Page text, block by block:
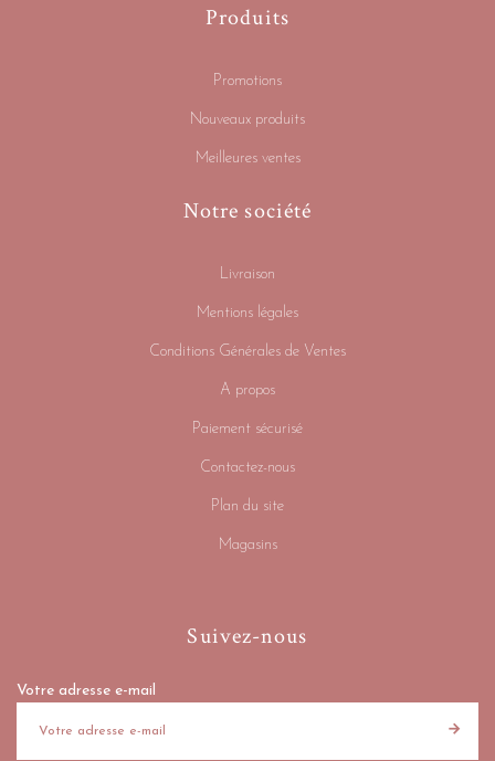
Produits
Promotions
Nouveaux produits
Meilleures ventes
Notre société
Livraison
Mentions légales
Conditions Générales de Ventes
A propos
Paiement sécurisé
Contactez-nous
Plan du site
Magasins
Suivez-nous
Votre adresse e-mail